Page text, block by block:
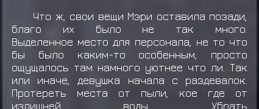
Что ж, свои вещи Мэри оставила позади,
благо их было не так много.
Выделенное место для персонала, не то что
бы было каким-то особенным, просто
ощущалось там намного уютнее что ли. Так
или иначе, девушка начала с раздевалок.
Протереть места от пыли, кое где от
излишней воды. Убрать